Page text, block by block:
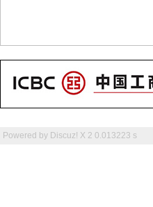
Powered by Discuz! X 2 0.013223 s